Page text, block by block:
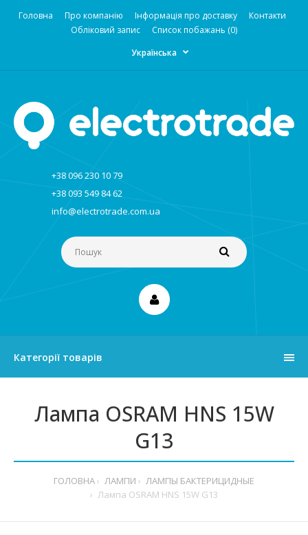
Головна Про компанію Інформація про доставку
Контакти
Обліковий запис
Список побажань (0)
Українська
+38 096 230 10 79
+38 093 549 84 62
info@electrotrade.com.ua
Категорії товарів
Лампа OSRAM HNS 15W
G13
ГОЛОВНА ЛАМПИ
ЛАМПЫ БАКТЕРИЦИДНЫЕ
Лампа OSRAM HNS 15W G13